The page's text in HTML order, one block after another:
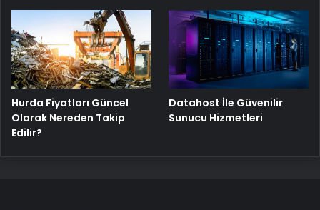
Hurda Fiyatları Güncel
Olarak Nereden Takip
Edilir?
Datahost İle Güvenilir
Sunucu Hizmetleri